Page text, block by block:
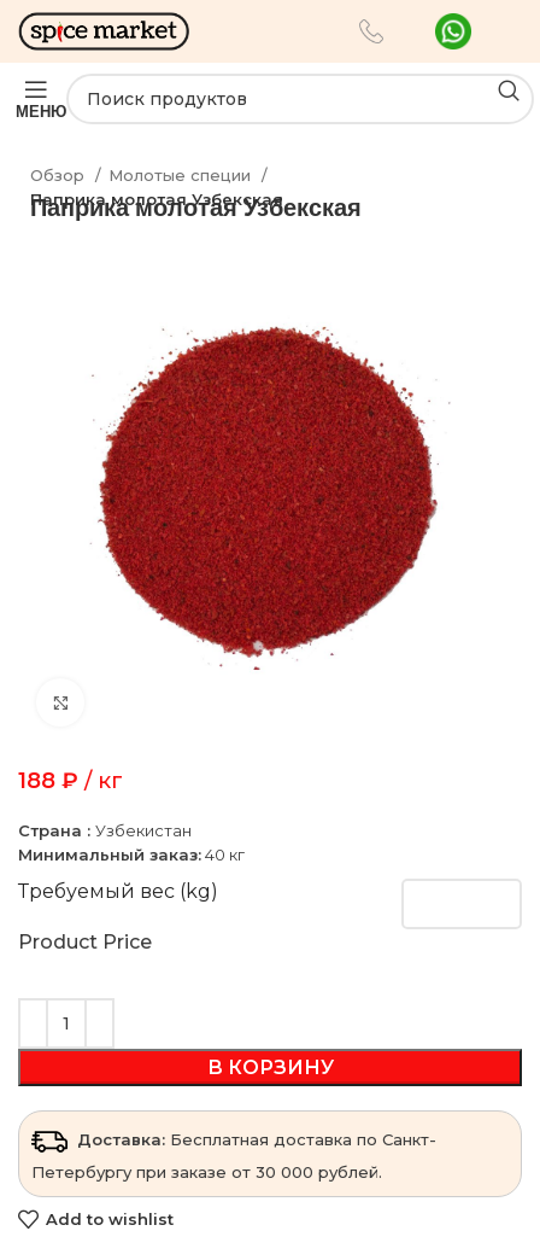
МЕНЮ
Обзор
Молотые специи
Паприка молотая Узбекская
Паприка молотая Узбекская
188 ₽ / кг
Страна : Узбекистан
Минимальный заказ:40 кг
Требуемый вес (kg)
Product Price
В КОРЗИНУ
Доставка: Бесплатная доставка по Санкт-
Петербургу при заказе от 30 000 рублей.
Add to wishlist